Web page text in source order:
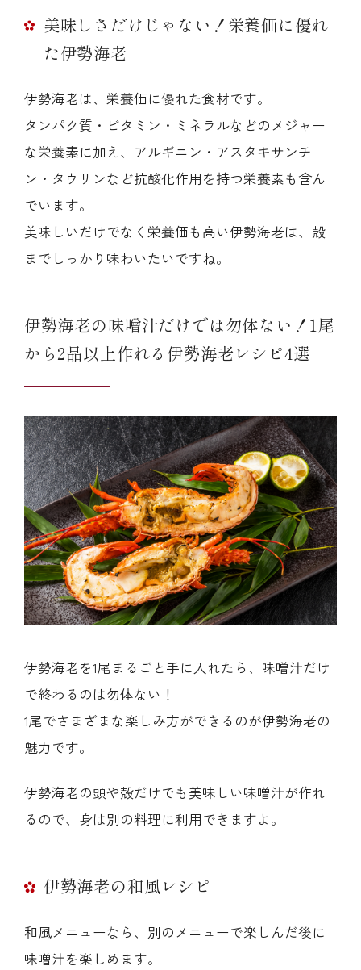
美味しさだけじゃない！栄養価に優れ
た伊勢海老
伊勢海老は、栄養価に優れた食材です。
タンパク質・ビタミン・ミネラルなどのメジャー
な栄養素に加え、アルギニン・アスタキサンチ
ン・タウリンなど抗酸化作用を持つ栄養素も含ん
でいます。
美味しいだけでなく栄養価も高い伊勢海老は、殻
までしっかり味わいたいですね。
伊勢海老の味噌汁だけでは勿体ない！1尾
から2品以上作れる伊勢海老レシピ4選
伊勢海老を1尾まるごと手に入れたら、味噌汁だけ
で終わるのは勿体ない！
1尾でさまざまな楽しみ方ができるのが伊勢海老の
魅力です。
伊勢海老の頭や殻だけでも美味しい味噌汁が作れ
るので、身は別の料理に利用できますよ。
伊勢海老の和風レシピ
和風メニューなら、別のメニューで楽しんだ後に
味噌汁を楽しめます。